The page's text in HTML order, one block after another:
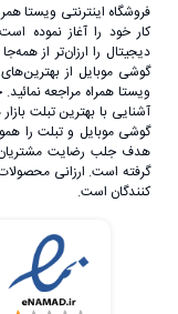
فروشگاه اینترنتی ویستا
کار خود را آغاز نموده
دیجیتال را ارزان‌تر از
گوشی موبایل از
ویستا همراه مراجعه
آشنایی با بهترین تبلت
گوشی موبایل و تبلت را
هدف جلب رضایت مشتریان
گرفته است. ارزانی
کنندگان است.